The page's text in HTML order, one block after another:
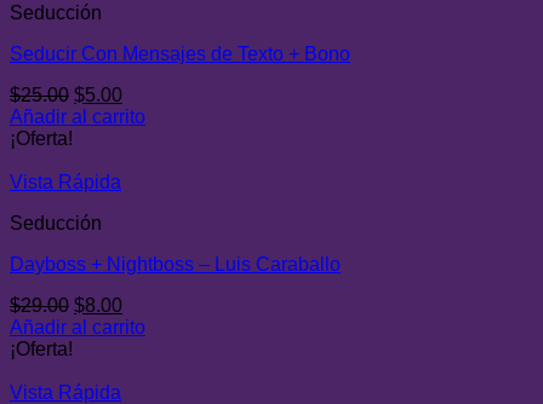
Seducción
Seducir Con Mensajes de Texto + Bono
$25.00 El
precio
$25.00.
$5.00El
precio
Añadir al carrito
¡Oferta!
Vista Rápida
Seducción
Dayboss + Nightboss – Luis Caraballo
$29.00 El
precio
$29.00.
$8.00El
precio
Añadir al carrito
¡Oferta!
Vista Rápida